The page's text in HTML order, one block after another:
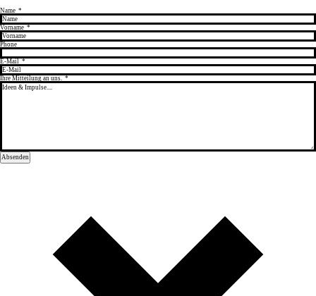
Name *
Vorname *
Phone
E-Mail *
Ihre Mitteilung an uns. *
Absenden